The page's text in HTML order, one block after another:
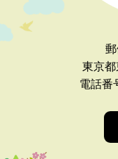
東京
電話番